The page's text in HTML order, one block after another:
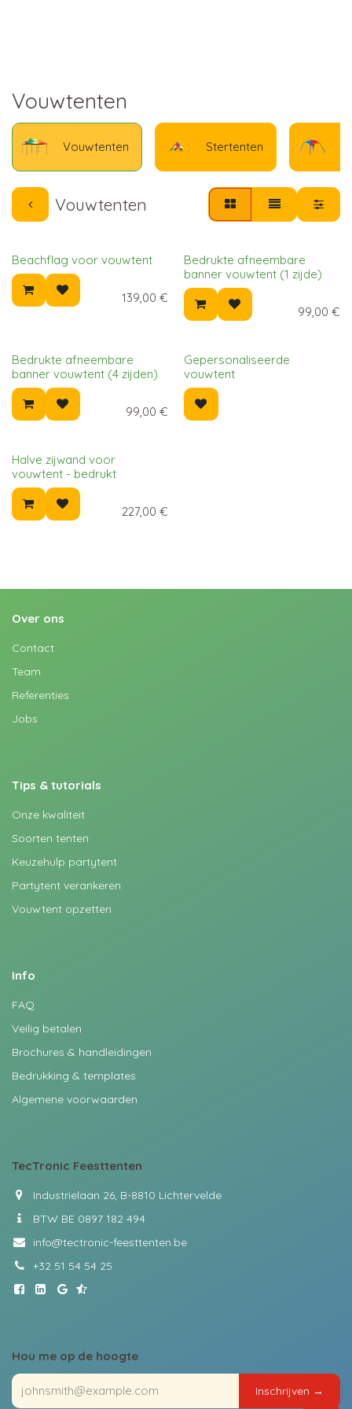
Vouwtenten
Vouwtenten Stertenten
Vouwtenten
Beachflag voor vouwtent
139,00 €
Bedrukte afneembare
banner vouwtent (1 zijde)
99,00 €
Bedrukte afneembare
banner vouwtent (4 zijden)
99,00 €
Gepersonaliseerde
vouwtent
Halve zijwand voor
vouwtent - bedrukt
227,00 €
Over ons
Contact
Team
Referenties
Jobs
Tips & tutorials
Onze kwaliteit
Soorten tenten
Keuzehulp partytent
Partytent verankeren
Vouwtent opzetten
Info
FAQ
Veilig betalen
Brochures & handleidingen
Bedrukking & templates
Algemene voorwaarden
TecTronic Feesttenten
Industrielaan 26, B-8810 Lichtervelde
BTW BE 0897 182 494
info@tectronic-feesttenten.be
+32 51 54 54 25
Hou me op de hoogte
Insch​​r​​ijven ​​→